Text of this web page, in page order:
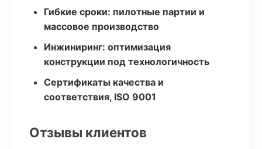
Гибкие сроки: пилотные партии и
массовое производство
Инжиниринг: оптимизация
конструкции под технологичность
Сертификаты качества и
соответствия, ISO 9001
Отзывы клиентов